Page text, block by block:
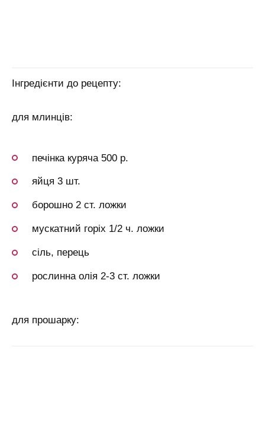
Інгредієнти до рецепту:
для млинців:
печінка куряча 500 р.
яйця 3 шт.
борошно 2 ст. ложки
мускатний горіх 1/2 ч. ложки
сіль, перець
рослинна олія 2-3 ст. ложки
для прошарку: